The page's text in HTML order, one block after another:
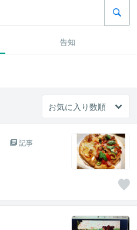
告知
記事